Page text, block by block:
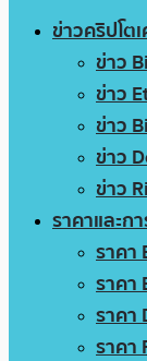
ข่าวคริปโต
ข่าว
ข่าว
ข่าว
ข่าว
ข่าว
ราคาและก
ราคา
ราคา
ราคา
ราคา